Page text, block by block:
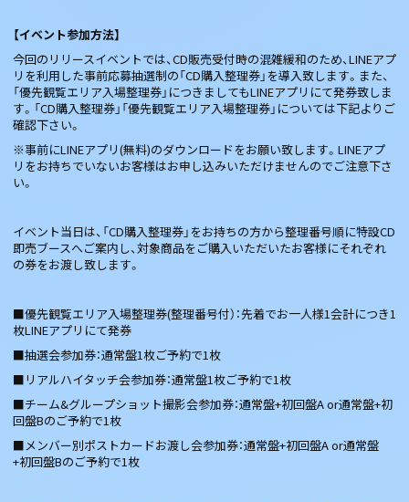
【イベント参加方法】
今回のリリースイベントでは、CD販売受付時の混雑緩和のため、LINEアプ
リを利用した事前応募抽選制の「CD購入整理券」を導入致します。また、
「優先観覧エリア入場整理券」につきましてもLINEアプリにて発券致しま
す。「CD購入整理券」「優先観覧エリア入場整理券」については下記よりご
確認下さい。
※事前にLINEアプリ(無料)のダウンロードをお願い致します。LINEアプ
リをお持ちでいないお客様はお申し込みいただけませんのでご注意下さ
い。
イベント当日は、「CD購入整理券」をお持ちの方から整理番号順に特設CD
即売ブースへご案内し、対象商品をご購入いただいたお客様にそれぞれ
の券をお渡し致します。
■優先観覧エリア入場整理券(整理番号付）：先着でお一人様1会計につき1
枚LINEアプリにて発券
■抽選会参加券：通常盤1枚ご予約で1枚
■リアルハイタッチ会参加券：通常盤1枚ご予約で1枚
■チーム&グループショット撮影会参加券：通常盤+初回盤A or通常盤+初
回盤Bのご予約で1枚
■メンバー別ポストカードお渡し会参加券：通常盤+初回盤A or通常盤
+初回盤Bのご予約で1枚